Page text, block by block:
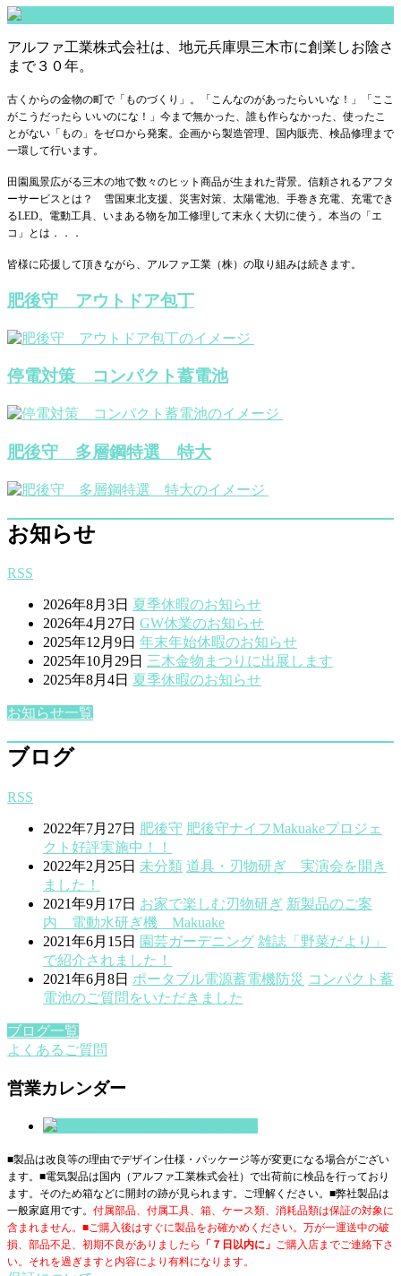
アルファ工業株式会社は、地元兵庫県三木市に創業しお陰さ
まで３０年。
古くからの金物の町で 「ものづくり」。
「こんなのがあったらいいな！」「ここ
がこうだったら いいのにな！」今まで無かった、誰も作らなかった、使ったこ
とがない「もの」をゼロから発案。企画から製造管理、国内販売、検品修理まで
一環して行います。
田園風景広がる三木の地で数々のヒット商品が生まれた背景。信頼されるアフタ
ーサービスとは？ 雪国東北支援、災害対策、太陽電池、手巻き充電、充電でき
るLED。電動工具、いまある物を加工修理して末永く大切に使う。本当の「エ
コ」とは．．．
皆様に応援して頂きながら、アルファ工業（株）の取り組みは続きます。
肥後守 アウトドア包丁
停電対策 コンパクト蓄電池
肥後守 多層鋼特選 特大
お知らせ
RSS
2026年8月3日 夏季休暇のお知らせ
2026年4月27日 GW休業のお知らせ
2025年12月9日 年末年始休暇のお知らせ
2025年10月29日 三木金物まつりに出展します
2025年8月4日 夏季休暇のお知らせ
お知らせ一覧
ブログ
RSS
2022年7月27日 肥後守 肥後守ナイフMakuakeプロジェ
クト好評実施中！！
2022年2月25日 未分類 道具・刃物研ぎ 実演会を開き
ました！
2021年9月17日 お家で楽しむ刃物研ぎ 新製品のご案
内 電動水研ぎ機 Makuake
2021年6月15日
園芸ガーデニング 雑誌「野菜だより」
で紹介されました！
2021年6月8日 ポータブル電源蓄電機防災 コンパクト蓄
電池のご質問をいただきました
ブログ一覧
よくあるご質問
営業カレンダー
■製品は改良等の理由でデザイン仕様・パッケージ等が変更になる場合がござい
ます。■電気製品は国内（アルファ工業株式会社）で出荷前に検品を行っており
ます。そのため箱などに開封の跡が見られます。ご理解ください。■弊社製品は
一般家庭用です。 付属部品、付属工具、箱、ケース類、消耗品類は保証の対象に
含まれません。■ご購入後はすぐに製品をお確かめください。万が一運送中の破
損、部品不足、初期不良がありましたら
「７日以内に」 ご購入店までご連絡下さ
い。それを過ぎますと内容により有料になります。